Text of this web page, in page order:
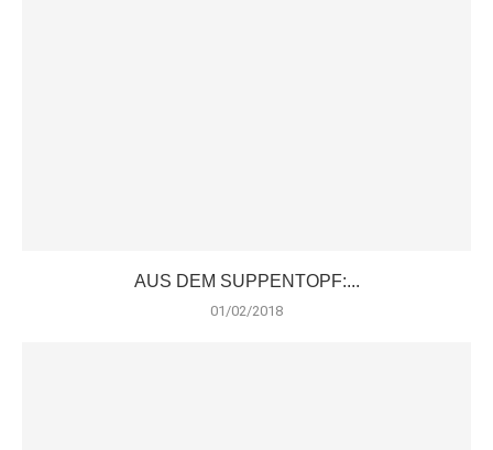
AUS DEM SUPPENTOPF:...
01/02/2018